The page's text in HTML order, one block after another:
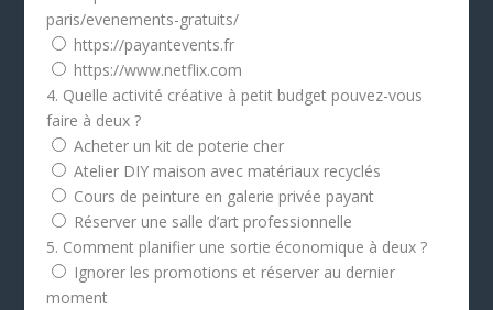
paris/evenements-gratuits/
https://payantevents.fr
https://www.netflix.com
4. Quelle activité créative à petit budget pouvez-vous
faire à deux ?
Acheter un kit de poterie cher
Atelier DIY maison avec matériaux recyclés
Cours de peinture en galerie privée payant
Réserver une salle d’art professionnelle
5. Comment planifier une sortie économique à deux ?
Ignorer les promotions et réserver au dernier
moment